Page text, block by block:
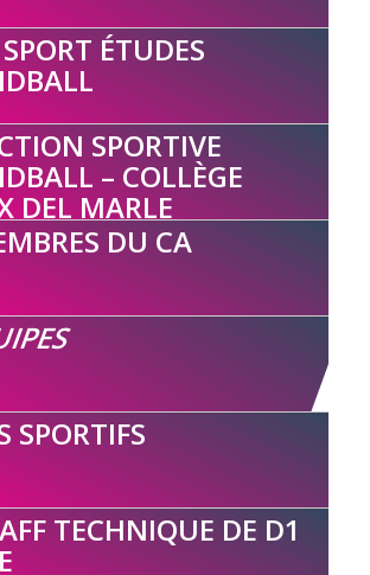
ÉTUDES
SPORTIVE
– COLLÈGE
DEL MARLE
DU CA
SPORTIFS
TECHNIQUE DE D1